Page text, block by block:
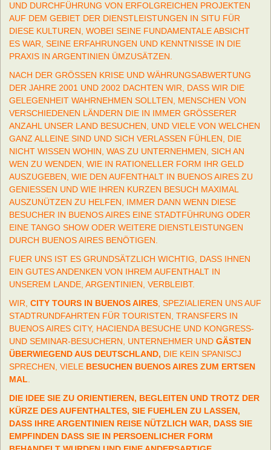
UND DURCHFÜHRUNG VON ERFOLGREICHEN PROJEKTEN
AUF DEM GEBIET DER DIENSTLEISTUNGEN IN SITU FÜR
DIESE KULTUREN, WOBEI SEINE FUNDAMENTALE ABSICHT
ES WAR, SEINE ERFAHRUNGEN UND KENNTNISSE IN DIE
PRAXIS IN ARGENTINIEN ÜMZUSÄTZEN.
NACH DER GRÖSSEN KRISE UND WÄHRUNGSABWERTUNG
DER JAHRE 2001 UND 2002 DACHTEN WIR, DASS WIR DIE
GELEGENHEIT WAHRNEHMEN SOLLTEN, MENSCHEN VON
VERSCHIEDENEN LÄNDERN DIE IN IMMER GRÖSSERER
ANZAHL UNSER LAND BESUCHEN, UND VIELE VON WELCHEN
GANZ ALLEINE SIND UND SICH VERLASSEN FÜHLEN, DIE
NICHT WISSEN WOHIN, WAS ZU UNTERNEHMEN, SICH AN
WEN ZU WENDEN, WIE IN RATIONELLER FORM IHR GELD
AUSZUGEBEN, WIE DEN AUFENTHALT IN BUENOS AIRES ZU
GENIESSEN UND WIE IHREN KURZEN BESUCH MAXIMAL
AUSZUNÜTZEN ZU HELFEN, IMMER DANN WENN DIESE
BESUCHER IN BUENOS AIRES EINE STADTFÜHRUNG ODER
EINE TANGO SHOW ODER WEITERE DIENSTLEISTUNGEN
DURCH BUENOS AIRES BENÖTIGEN.
FUER UNS IST ES GRUNDSÄTZLICH WICHTIG, DASS IHNEN
EIN GUTES ANDENKEN VON IHREM AUFENTHALT IN
UNSEREM LANDE, ARGENTINIEN, VERBLEIBT.
WIR, CITY TOURS IN BUENOS AIRES, SPEZIALIEREN UNS AUF
STADTRUNDFAHRTEN FÜR TOURISTEN, TRANSFERS IN
BUENOS AIRES CITY, HACIENDA BESUCHE UND KONGRESS-
UND SEMINAR-BESUCHERN, UNTERNEHMER UND GÄSTEN
ÜBERWIEGEND AUS DEUTSCHLAND, DIE KEIN SPANISCJ
SPRECHEN, VIELE BESUCHEN BUENOS AIRES ZUM ERTSEN
MAL.
DIE IDEE SIE ZU ORIENTIEREN, BEGLEITEN UND TROTZ DER
KÜRZE DES AUFENTHALTES, SIE FUEHLEN ZU LASSEN,
DASS IHRE ARGENTINIEN REISE NÜTZLICH WAR, DASS SIE
EMPFINDEN DASS SIE IN PERSOENLICHER FORM